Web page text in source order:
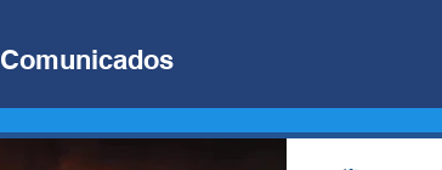
Comunicados